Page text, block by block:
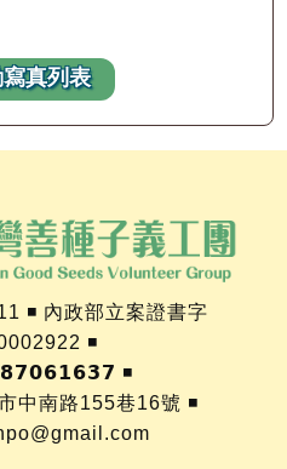
寫真列表
◾ 內政部立案證書字
◾
𝟴𝟳𝟬𝟲𝟭𝟲𝟯𝟳 ◾
中南路155巷16號 ◾